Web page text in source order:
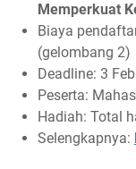
Memperkuat
Biaya
(gelombang 2)
Deadline: 3
Peserta:
Hadiah: Total
Selengkapnya: